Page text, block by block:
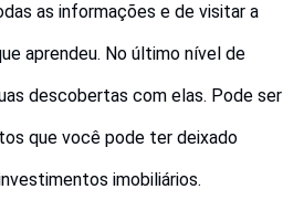
as informações e de visitar a
aprendeu. No último nível de
descobertas com elas. Pode ser
que você pode ter deixado
imobiliários.